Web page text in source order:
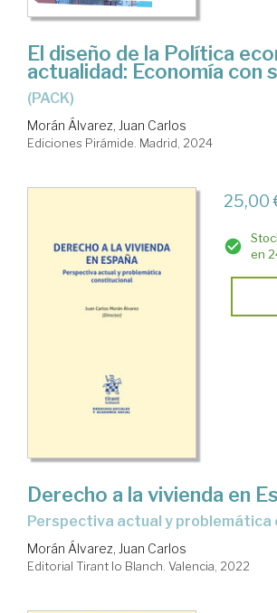
El diseño de la Política
actualidad: Economía con
(PACK)
Morán Álvarez, Juan Carlos
Ediciones Pirámide. Madrid, 2024
25,00
en
Derecho a la vivienda en
perspectiva actual y
Morán Álvarez, Juan Carlos
Editorial Tirant lo Blanch. Valencia, 2022